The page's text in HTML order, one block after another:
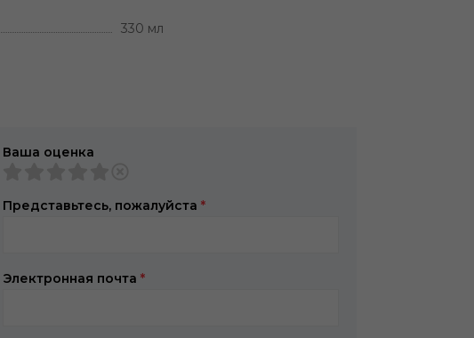
330 мл
Ваша оценка
Представьтесь, пожалуйста *
Электронная почта *